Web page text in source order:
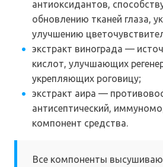
антиоксидантов,
обновлению тканей глаза,
улучшению
экстракт винограда —
кислот, улучшающих
укрепляющих роговицу;
экстракт аира —
антисептический,
компонент средства.
Все компоненты